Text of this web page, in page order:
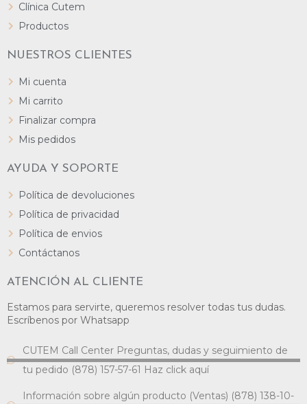
Clínica Cutem
Productos
NUESTROS CLIENTES
Mi cuenta
Mi carrito
Finalizar compra
Mis pedidos
AYUDA Y SOPORTE
Política de devoluciones
Política de privacidad
Política de envios
Contáctanos
ATENCIÓN AL CLIENTE
Estamos para servirte, queremos resolver todas tus dudas.
Escríbenos por Whatsapp
CUTEM Call Center Preguntas, dudas y seguimiento de
tu pedido (878) 157-57-61 Haz click aquí
Información sobre algún producto (Ventas) (878) 138-10-